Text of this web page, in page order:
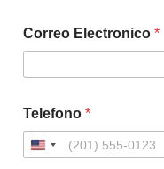
Correo Electronico *
Telefono *